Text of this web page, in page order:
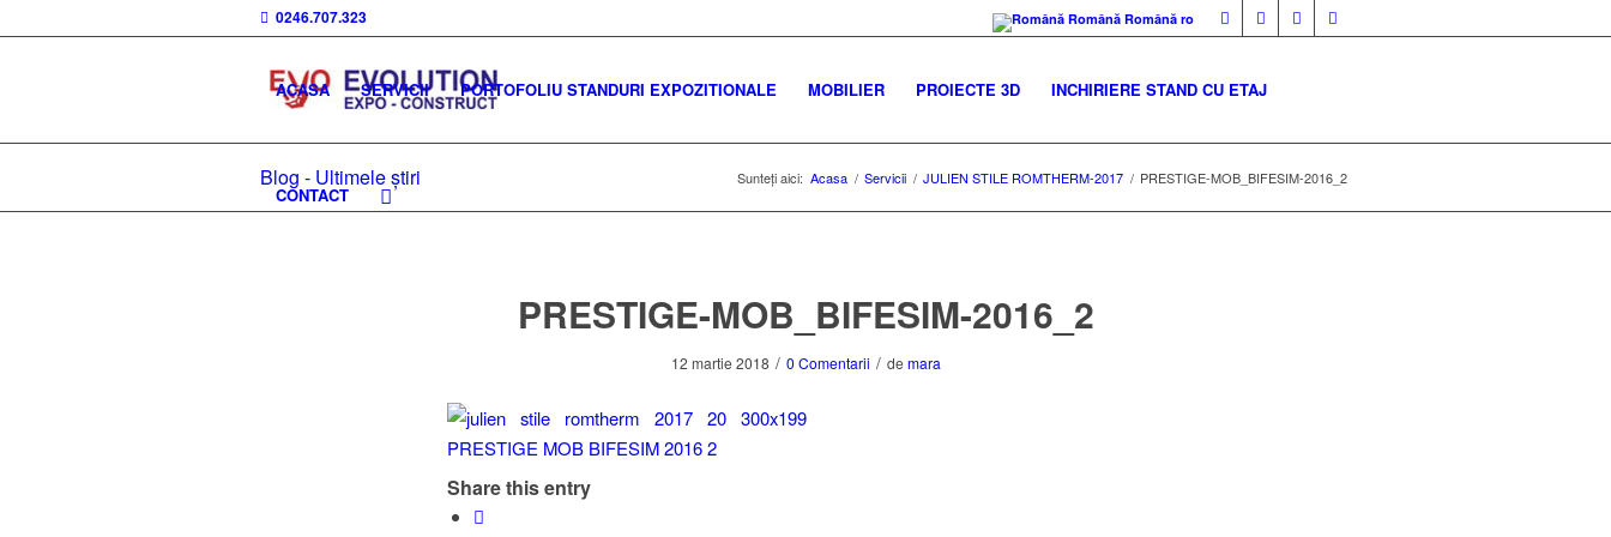
Română Română ro
0246.707.323
ACASA SERVICII PORTOFOLIU STANDURI EXPOZITIONALE MOBILIER PROIECTE 3D INCHIRIERE STAND CU ETAJ
CONTACT
Blog - Ultimele știri Sunteți aici: Acasa / Servicii / JULIEN STILE ROMTHERM-2017 / PRESTIGE-MOB_BIFESIM-2016_2
PRESTIGE-MOB_BIFESIM-2016_2
12 martie 2018 / 0 Comentarii / demara
Share this entry